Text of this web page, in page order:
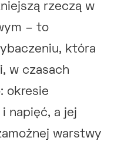
rzeczą w
– to
która
w czasach
okresie
napięć, a jej
warstwy